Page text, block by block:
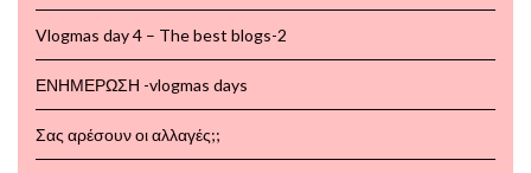
Vlogmas day 4 – The best blogs-2
ΕΝΗΜΕΡΩΣΗ -vlogmas days
Σας αρέσουν οι αλλαγές;;